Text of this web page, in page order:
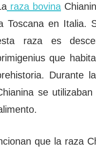
raza bovina
Toscana en Italia.
raza es
que
Durante
se
que la raza